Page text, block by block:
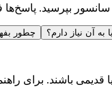
بپرسید.
آن نیاز دارم؟ چطور
باشند. برای